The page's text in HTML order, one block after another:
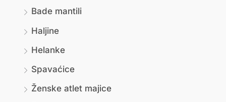
Bade mantili
Haljine
Helanke
Spavaćice
Ženske atlet majice